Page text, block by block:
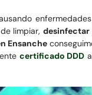
limpiar,desinfectar
Ensanche
certificado DDD